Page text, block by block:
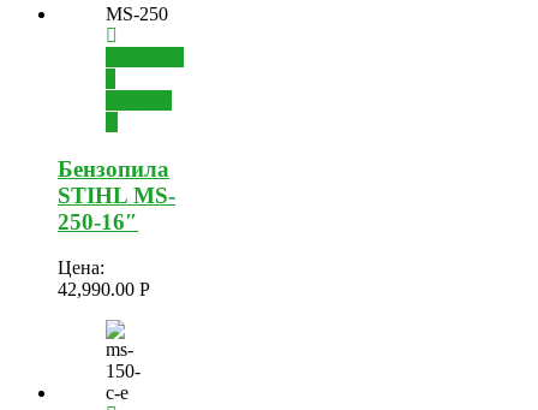
Бензопила
STIHL MS-
250-16″
Цена:
42,990.00 Р